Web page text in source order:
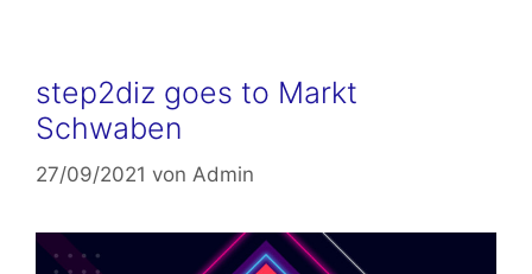
step2diz goes to Markt
Schwaben
27/09/2021 von Admin